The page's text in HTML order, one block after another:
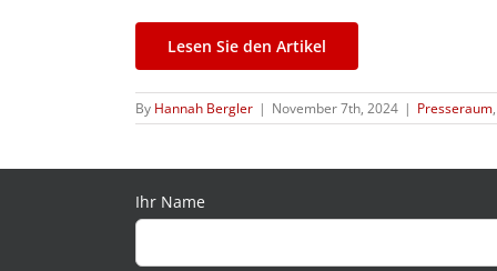
Lesen Sie den Artikel
By Hannah Bergler | November 7th, 2024 | Presseraum,
Ihr Name